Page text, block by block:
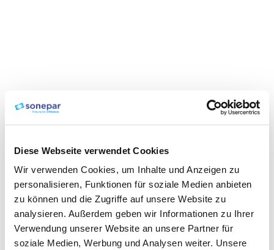
Diese Webseite verwendet Cookies
Wir verwenden Cookies, um Inhalte und Anzeigen zu
personalisieren, Funktionen für soziale Medien anbieten
zu können und die Zugriffe auf unsere Website zu
analysieren. Außerdem geben wir Informationen zu Ihrer
Verwendung unserer Website an unsere Partner für
soziale Medien, Werbung und Analysen weiter. Unsere